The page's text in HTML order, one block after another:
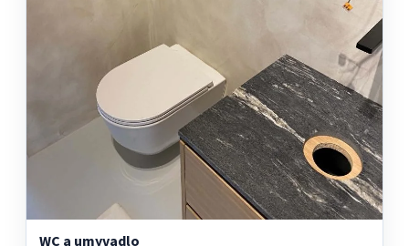
WC a umyvadlo